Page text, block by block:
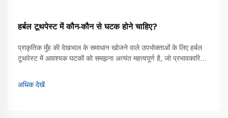
हर्बल टूथपेस्ट में कौन-कौन से घटक होने चाहिए?
प्राकृतिक मुँह की देखभाल के समाधान खोजने वाले उपभोक्ताओं के लिए हर्बल
टूथपेस्ट में आवश्यक घटकों को समझना अत्यंत महत्वपूर्ण है, जो प्रभावकारिता
टूथपेस्ट के विपरीत, जो मुख्य रूप से सिंथेटिक यौगिकों पर निर्भर करते हैं, हर्बल
टूथपेस्ट...
अधिक देखें